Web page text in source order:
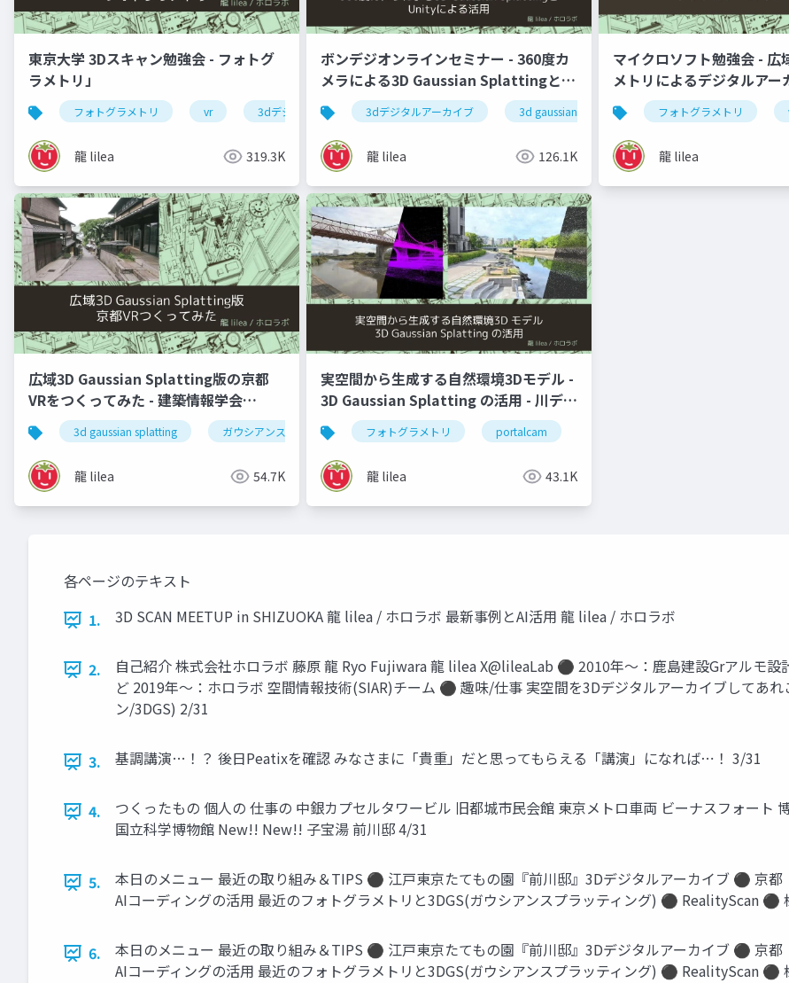
東京大学 3Dスキャン勉強会 - フォトグ
ラメトリ」
フォトグラメトリ vr 3dデジタルアーカイブ
龍 lilea 319.3K
ボンデジオンラインセミナー - 360度カ
メラによる3D Gaussian Splattingと
Unityによる活用
3dデジタルアーカイブ 3d gaussian splatting 3dgs
龍 lilea 126.1K
マイクロソフト勉強会 - 広
メトリによるデジタルアー
フォトグラメトリ
龍 lilea
広域3D Gaussian Splatting版の京都
VRをつくってみた - 建築情報学会
meetup vol.009
3d gaussian splatting ガウシアンスプラッティング 3dデジタルアーカイブ
龍 lilea 54.7K
実空間から生成する自然環境3Dモデル -
3D Gaussian Splatting の活用 - 川デジ
ウェビナー2025
フォトグラメトリ portalcam
龍 lilea 43.1K
各ページのテキスト
1.
3D SCAN MEETUP in SHIZUOKA 龍 lilea / ホロラボ 最新事例とAI活用 龍 lilea / ホロラボ
2.
自己紹介 株式会社ホロラボ 藤原 龍 Ryo Fujiwara 龍 lilea X@lileaLab ⚫ 2010年～：鹿島建設Grアルモ
ど 2019年～：ホロラボ 空間情報技術(SIAR)チーム ⚫ 趣味/仕事 実空間を3Dデジタルアーカイブしてあ
ン/3DGS) 2/31
3. 基調講演…！？ 後日Peatixを確認 みなさまに「貴重」だと思ってもらえる「講演」になれば⋯！ 3/31
4.
つくったもの 個人の 仕事の 中銀カプセルタワービル 旧都城市民会館 東京メトロ車両 ビーナスフォート
国立科学博物館 New!! New!! 子宝湯 前川邸 4/31
5.
本日のメニュー 最近の取り組み＆TIPS ⚫ 江戸東京たてもの園『前川邸』3Dデジタルアーカイブ ⚫ 京
AIコーディングの活用 最近のフォトグラメトリと3DGS(ガウシアンスプラッティング) ⚫ RealityScan ⚫
6.
本日のメニュー 最近の取り組み＆TIPS ⚫ 江戸東京たてもの園『前川邸』3Dデジタルアーカイブ ⚫ 京
AIコーディングの活用 最近のフォトグラメトリと3DGS(ガウシアンスプラッティング) ⚫ RealityScan ⚫